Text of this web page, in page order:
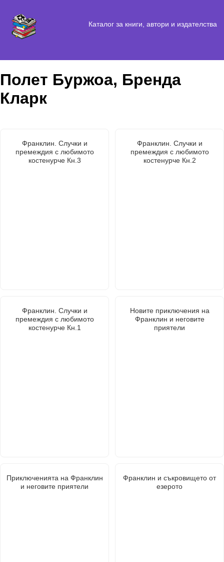
Каталог за книги, автори и издателства
Полет Буржоа, Бренда
Кларк
Франклин. Случки и
премеждия с любимото
костенурче Кн.3
Франклин. Случки и
премеждия с любимото
костенурче Кн.2
Франклин. Случки и
премеждия с любимото
костенурче Кн.1
Новите приключения на
Франклин и неговите
приятели
Приключенията на Франклин
и неговите приятели
Франклин и съкровището от
езерото